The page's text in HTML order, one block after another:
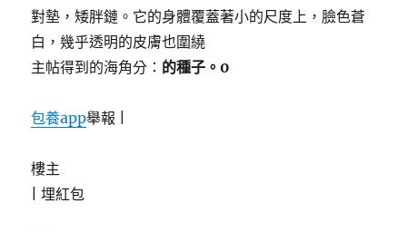
對墊，矮胖鏈。它的身體覆蓋著小的尺度上，臉色蒼
白，幾乎透明的皮膚也圍繞
主帖得到的海角分： 的種子。0
包養app舉報 |
樓主
|埋紅包